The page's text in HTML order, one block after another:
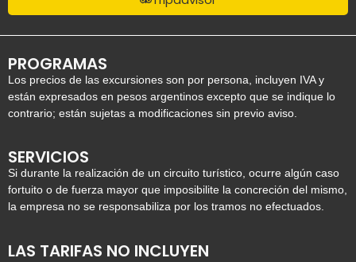
PROGRAMAS
Los precios de las excursiones son por persona, incluyen IVA y
están expresados en pesos argentinos excepto que se indique lo
contrario; están sujetas a modificaciones sin previo aviso.
SERVICIOS
Si durante la realización de un circuito turístico, ocurre algún caso
fortuito o de fuerza mayor que imposibilite la concreción del mismo,
la empresa no se responsabiliza por los tramos no efectuados.
LAS TARIFAS NO INCLUYEN